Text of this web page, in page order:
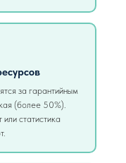
за гарантийным
(более 50%).
статистика